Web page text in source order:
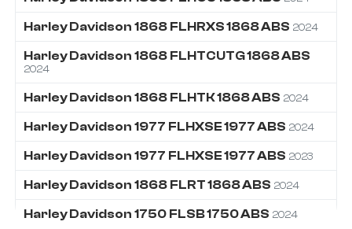
Harley Davidson 1868 FLHRXS 1868 ABS 2024
Harley Davidson 1868 FLHTCUTG 1868 ABS
2024
Harley Davidson 1868 FLHTK 1868 ABS 2024
Harley Davidson 1977 FLHXSE 1977 ABS 2024
Harley Davidson 1977 FLHXSE 1977 ABS 2023
Harley Davidson 1868 FLRT 1868 ABS 2024
Harley Davidson 1750 FLSB 1750 ABS 2024